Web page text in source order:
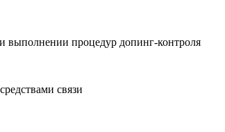
выполнении процедур допинг-контроля
связи